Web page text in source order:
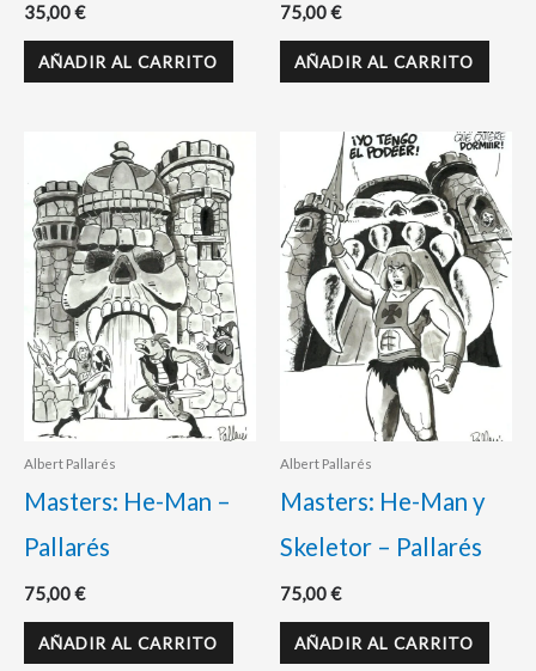
35,00€
AÑADIR AL CARRITO
75,00€
AÑADIR AL CARRITO
Albert Pallarés
Masters: He-Man –
Pallarés
75,00€
AÑADIR AL CARRITO
Albert Pallarés
Masters: He-Man y
Skeletor – Pallarés
75,00€
AÑADIR AL CARRITO